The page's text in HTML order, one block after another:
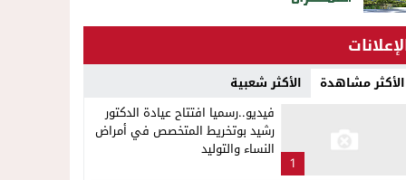
الأكثر مشاهدة الأكثر شعبية
1
فيديو..رسميا افتتاح عيادة الدكتور
رشيد بوتخريط المتخصص في أمراض
النساء والتوليد